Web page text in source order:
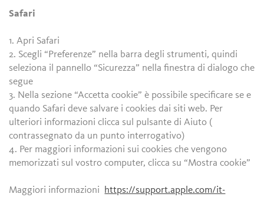
Safari
1. Apri Safari
2. Scegli “Preferenze” nella barra degli strumenti, quindi
seleziona il pannello “Sicurezza” nella finestra di dialogo che
segue
3. Nella sezione “Accetta cookie” è possibile specificare se e
quando Safari deve salvare i cookies dai siti web. Per
ulteriori informazioni clicca sul pulsante di Aiuto (
contrassegnato da un punto interrogativo)
4. Per maggiori informazioni sui cookies che vengono
memorizzati sul vostro computer, clicca su “Mostra cookie”
Maggiori informazioni https://support.apple.com/it-